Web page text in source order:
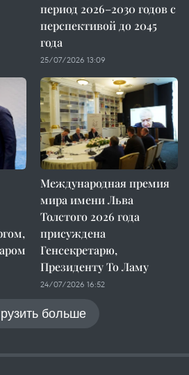
период 2026–2030 годов с
перспективой до 2045
года
25/07/2026 13:09
Международная премия
мира имени Льва
Толстого 2026 года
присуждена
Генсекретарю,
Президенту То Ламу
24/07/2026 16:52
больше